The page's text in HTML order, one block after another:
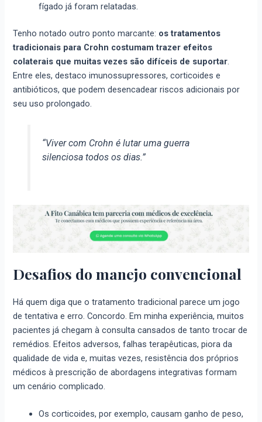
fígado já foram relatadas.
Tenho notado outro ponto marcante: os tratamentos
tradicionais para Crohn costumam trazer efeitos
colaterais que muitas vezes são difíceis de suportar.
Entre eles, destaco imunossupressores, corticoides e
antibióticos, que podem desencadear riscos adicionais por
seu uso prolongado.
“Viver com Crohn é lutar uma guerra
silenciosa todos os dias.”
Desafios do manejo convencional
Há quem diga que o tratamento tradicional parece um jogo
de tentativa e erro. Concordo. Em minha experiência, muitos
pacientes já chegam à consulta cansados de tanto trocar de
remédios. Efeitos adversos, falhas terapêuticas, piora da
qualidade de vida e, muitas vezes, resistência dos próprios
médicos à prescrição de abordagens integrativas formam
um cenário complicado.
Os corticoides, por exemplo, causam ganho de peso,